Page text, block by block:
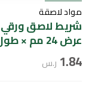
مواد لاصقة
شريط لاصق
عرض 24 مم × طول 25 ياردة
1.84 ر.س